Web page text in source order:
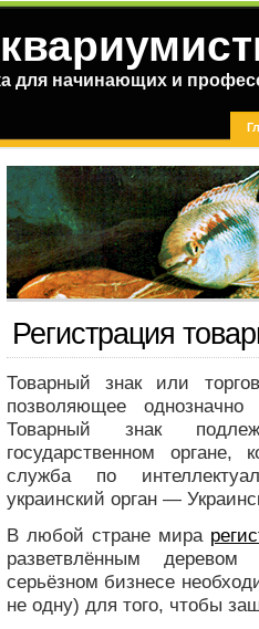
для начинающих и
Регистрация
Товарный знак или
позволяющее
Товарный знак
государственном
служба по
украинский орган —
В любой стране мира
разветвлённым
серьёзном бизнесе
не одну) для того, чтобы